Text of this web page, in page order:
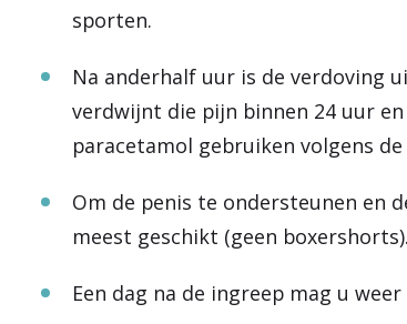
sporten.
Na anderhalf uur is de verdoving
verdwijnt die pijn binnen 24 uur
paracetamol gebruiken volgens
Om de penis te ondersteunen en
meest geschikt (geen boxershorts).
Een dag na de ingreep mag u